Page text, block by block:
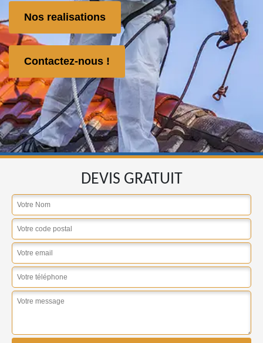
Nos realisations
Contactez-nous !
DEVIS GRATUIT